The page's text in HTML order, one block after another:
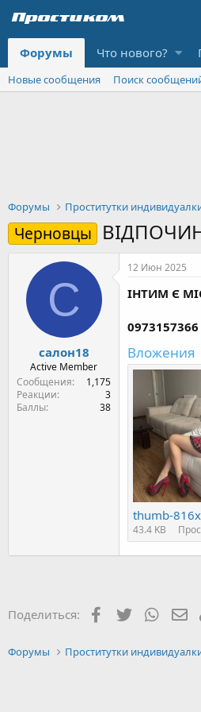
Форумы Что нового?
Новые сообщения Поиск
Форумы Проститутки
Черновцы
С
салон18
Active Member
Сообщения
1,175
Реакции
3
Баллы
38
12 Июн 2025
ІНТИМ Є
Вложения
43.4 KB
Поделиться: Facebook
Twitter
Форумы Проститутки